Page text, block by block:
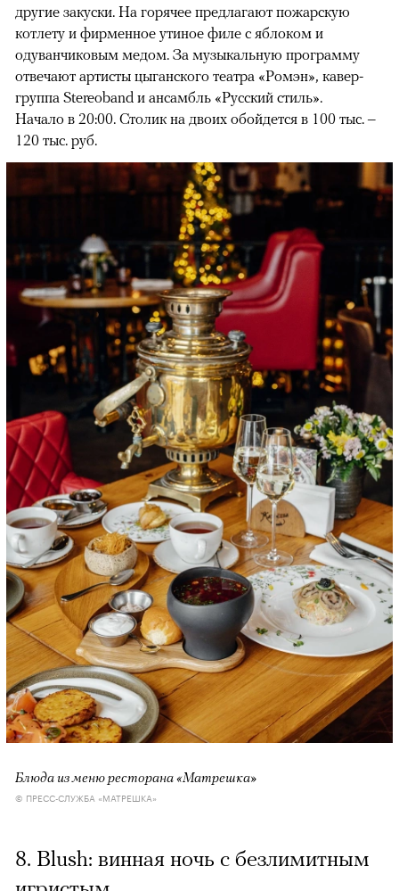
другие закуски. На горячее предлагают пожарскую
котлету и фирменное утиное филе с яблоком и
одуванчиковым медом. За музыкальную программу
отвечают артисты цыганского театра «Ромэн», кавер-
группа Stereoband и ансамбль «Русский стиль».
Начало в 20:00. Столик на двоих обойдется в 100 тыс. –
120 тыс. руб.
Блюда из меню ресторана «Матрешка»
© ПРЕСС-СЛУЖБА «МАТРЕШКА»
8. Blush: винная ночь с безлимитным